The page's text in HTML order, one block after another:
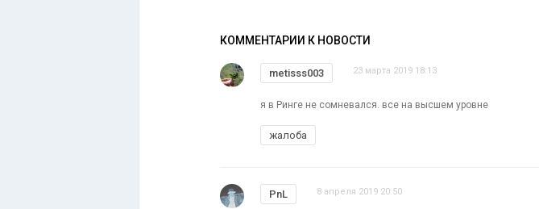
КОММЕНТАРИИ К НОВОСТИ
metisss003 23 марта 2019 18:13
я в Ринге не сомневался. все на высшем уровне
жалоба
PnL 8 апреля 2019 20:50